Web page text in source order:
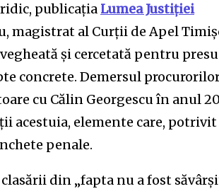
publicația Lumea Justiției
magistrat al Curții de Apel
și cercetată pentru
concrete. Demersul
cu Călin Georgescu în anul
acestuia, elemente care, potrivit
penale.
din „fapta nu a fost